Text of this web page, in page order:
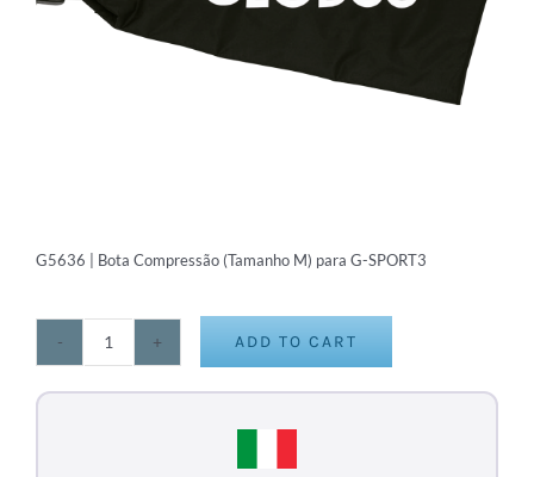
G5636 | Bota Compressão (Tamanho M) para G-SPORT3
Bota
ADD TO CART